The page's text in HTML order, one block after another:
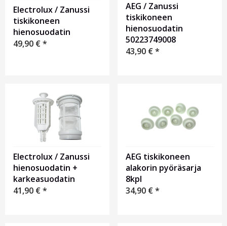
Electrolux / Zanussi
tiskikoneen
hienosuodatin
49,90 €*
AEG / Zanussi
tiskikoneen
hienosuodatin
50223749008
43,90 €*
Electrolux / Zanussi
hienosuodatin +
karkeasuodatin
41,90 €*
AEG tiskikoneen
alakorin pyöräsarja
8kpl
34,90 €*